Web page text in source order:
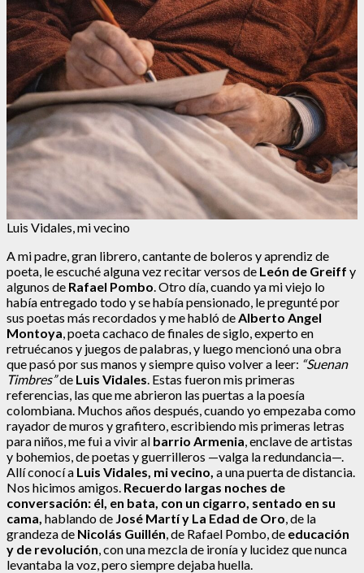
Luis Vidales, mi vecino
A mi padre, gran librero, cantante de boleros y aprendiz de
poeta, le escuché alguna vez recitar versos de León de Greiff y
algunos de Rafael Pombo . Otro día, cuando ya mi viejo lo
había entregado todo y se había pensionado, le pregunté por
sus poetas más recordados y me habló de Alberto Angel
Montoya , poeta cachaco de finales de siglo, experto en
retruécanos y juegos de palabras, y luego mencionó una obra
que pasó por sus manos y siempre quiso volver a leer: “Suenan
Timbres”de Luis Vidales . Estas fueron mis primeras
referencias, las que me abrieron las puertas a la poesía
colombiana. Muchos años después, cuando yo empezaba como
rayador de muros y grafitero, escribiendo mis primeras letras
para niños, me fui a vivir al barrio Armenia , enclave de artistas
y bohemios, de poetas y guerrilleros —valga la redundancia—.
Allí conocí a Luis Vidales, mi vecino, a una puerta de distancia.
Nos hicimos amigos. Recuerdo largas noches de
conversación: él, en bata, con un cigarro, sentado en su
cama, hablando de José Martí y La Edad de Oro , de la
grandeza de Nicolás Guillén , de Rafael Pombo, de educación
y de revolución , con una mezcla de ironía y lucidez que nunca
levantaba la voz, pero siempre dejaba huella.